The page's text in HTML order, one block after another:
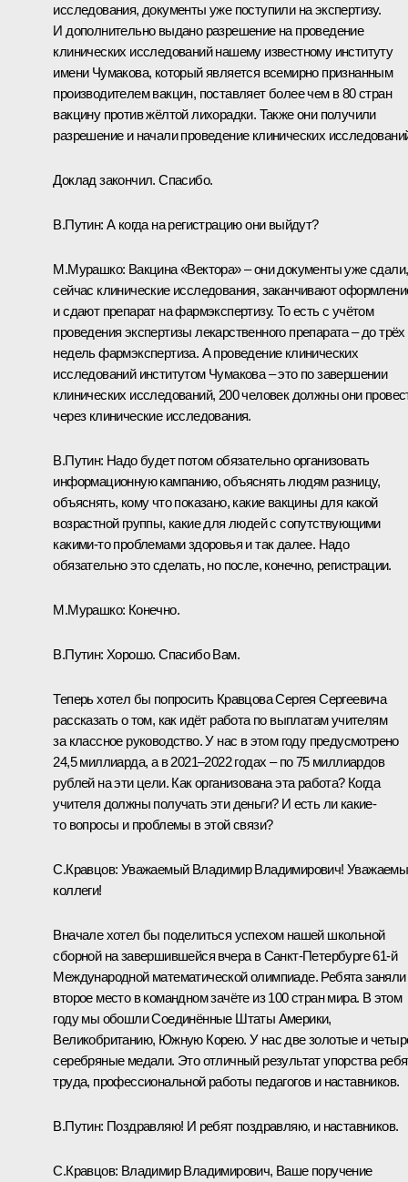
исследования, документы уже поступили на экспертизу.
И дополнительно выдано разрешение на проведение
клинических исследований нашему известному институту
имени Чумакова, который является всемирно признанным
производителем вакцин, поставляет более чем в 80 стран
вакцину против жёлтой лихорадки. Также они получили
разрешение и начали проведение клинических
Доклад закончил. Спасибо.
В.Путин: А когда на регистрацию они выйдут?
М.Мурашко: Вакцина «Вектора» – они документы уже сдали,
сейчас клинические исследования, заканчивают
и сдают препарат на фармэкспертизу. То есть с учётом
проведения экспертизы лекарственного препарата – до трёх
недель фармэкспертиза. А проведение клинических
исследований институтом Чумакова – это по завершении
клинических исследований, 200 человек должны они
через клинические исследования.
В.Путин: Надо будет потом обязательно организовать
информационную кампанию, объяснять людям разницу,
объяснять, кому что показано, какие вакцины для какой
возрастной группы, какие для людей с сопутствующими
какими-то проблемами здоровья и так далее. Надо
обязательно это сделать, но после, конечно, регистрации.
М.Мурашко: Конечно.
В.Путин: Хорошо. Спасибо Вам.
Теперь хотел бы попросить Кравцова Сергея Сергеевича
рассказать о том, как идёт работа по выплатам учителям
за классное руководство. У нас в этом году предусмотрено
24,5 миллиарда, а в 2021–2022 годах – по 75 миллиардов
рублей на эти цели. Как организована эта работа? Когда
учителя должны получать эти деньги? И есть ли какие-
то вопросы и проблемы в этой связи?
С.Кравцов: Уважаемый Владимир Владимирович!
коллеги!
Вначале хотел бы поделиться успехом нашей школьной
сборной на завершившейся вчера в Санкт-Петербурге 61-й
Международной математической олимпиаде. Ребята заняли
второе место в командном зачёте из 100 стран мира. В этом
году мы обошли Соединённые Штаты Америки,
Великобританию, Южную Корею. У нас две золотые и
серебряные медали. Это отличный результат упорства
труда, профессиональной работы педагогов и наставников.
В.Путин: Поздравляю! И ребят поздравляю, и наставников.
С.Кравцов: Владимир Владимирович, Ваше поручение